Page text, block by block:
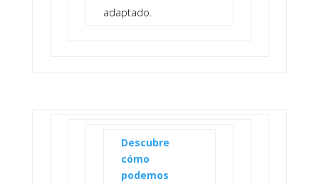
adaptado.
Descubre
cómo
podemos